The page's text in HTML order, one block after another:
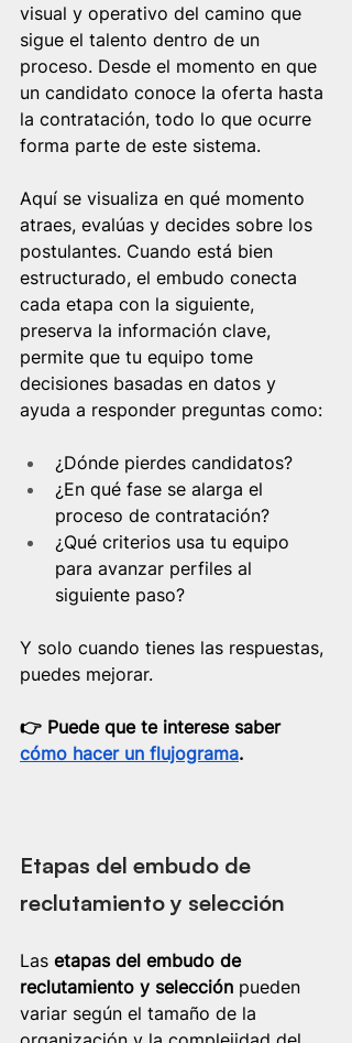
visual y operativo del camino que
sigue el talento dentro de un
proceso. Desde el momento en que
un candidato conoce la oferta hasta
la contratación, todo lo que ocurre
forma parte de este sistema.
Aquí se visualiza en qué momento
atraes, evalúas y decides sobre los
postulantes. Cuando está bien
estructurado, el embudo conecta
cada etapa con la siguiente,
preserva la información clave,
permite que tu equipo tome
decisiones basadas en datos y
ayuda a responder preguntas como:
¿Dónde pierdes candidatos?
¿En qué fase se alarga el
proceso de contratación?
¿Qué criterios usa tu equipo
para avanzar perfiles al
siguiente paso?
Y solo cuando tienes las respuestas,
puedes mejorar.
👉​ Puede que te interese saber
cómo hacer un flujograma.
Etapas del embudo de
reclutamiento y selección
Las etapas del embudo de
reclutamiento y selección pueden
variar según el tamaño de la